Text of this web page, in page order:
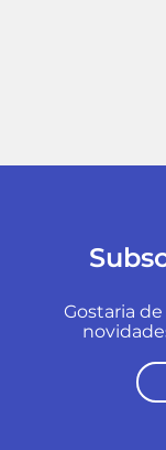
Gostaria